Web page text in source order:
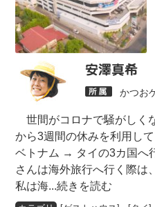
安澤真希
かつお
世間がコロナで騒がしく
から3週間の休みを利用し
ベトナム → タイの3カ国
さんは海外旅行へ行く際は
私は海...続きを読む